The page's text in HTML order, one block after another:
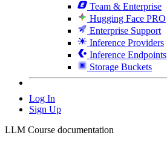
Team & Enterprise
Hugging Face PRO
Enterprise Support
Inference Providers
Inference Endpoints
Storage Buckets
Log In
Sign Up
LLM Course documentation